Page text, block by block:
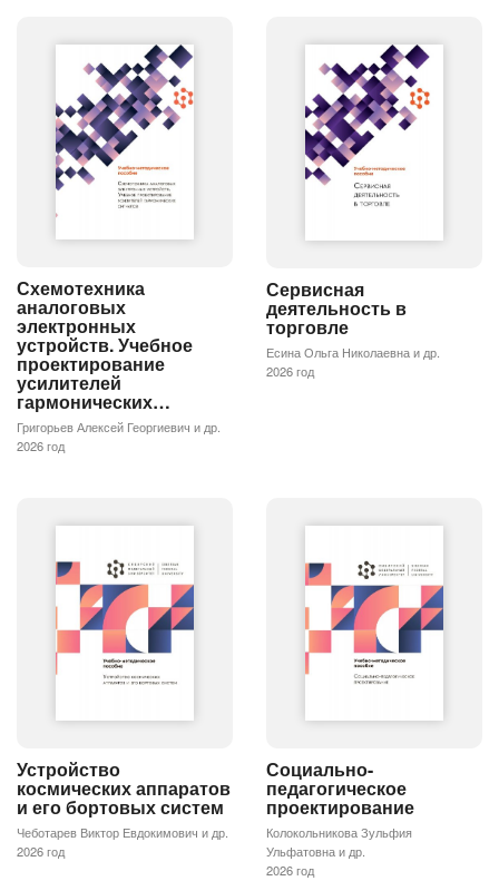
Схемотехника
аналоговых
электронных
устройств. Учебное
проектирование
усилителей
гармонических…
Григорьев Алексей Георгиевич и др.
2026 год
Сервисная
деятельность в
торговле
Есина Ольга Николаевна и др.
2026 год
Устройство
космических аппаратов
и его бортовых систем
Чеботарев Виктор Евдокимович и др.
2026 год
Социально-
педагогическое
проектирование
Колокольникова Зульфия
Ульфатовна и др.
2026 год